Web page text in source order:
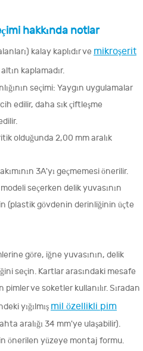
hakkında notlar
kalay kaplıdır ve mikroşerit
kaplamadır.
seçimi: Yaygın uygulamalar
edilir, daha sık çiftleşme
olduğunda 2,00 mm aralık
3A'yı geçmemesi önerilir.
seçerken delik yuvasının
(plastik gövdenin derinliğinin üçte
göre, iğne yuvasının, delik
seçin. Kartlar arasındaki mesafe
pimler ve soketler kullanılır. Sıradan
yığılmış mil özellikli pim
aralığı 34 mm'ye ulaşabilir).
önerilen yüzeye montaj formu.